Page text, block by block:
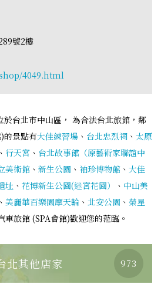
號2樓
4049.html
於台北市中山區， 為合法台北旅館，鄰
的景點有大佳練習場 、 台北忠烈祠 、 太原
、 行天宮 、 台北故事館（原藝術家聯誼中
美術館 、 新生公園 、 袖珍博物館 、 大佳
址 、 花博新生公園(迷宮花園） 、 中山美
、 美麗華百樂園摩天輪 、 北安公園 、 榮星
車旅館 (SPA會館)歡迎您的蒞臨。
北其他店家 973